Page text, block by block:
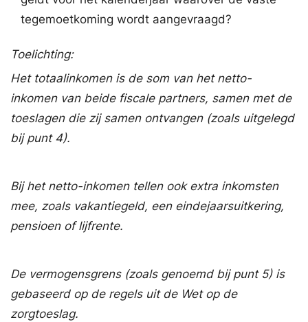
tegemoetkoming wordt aangevraagd?
Toelichting:
Het totaalinkomen is de som van het netto-
inkomen van beide fiscale partners, samen met de
toeslagen die zij samen ontvangen (zoals uitgelegd
bij punt 4).
Bij het netto-inkomen tellen ook extra inkomsten
mee, zoals vakantiegeld, een eindejaarsuitkering,
pensioen of lijfrente.
De vermogensgrens (zoals genoemd bij punt 5) is
gebaseerd op de regels uit de Wet op de
zorgtoeslag.